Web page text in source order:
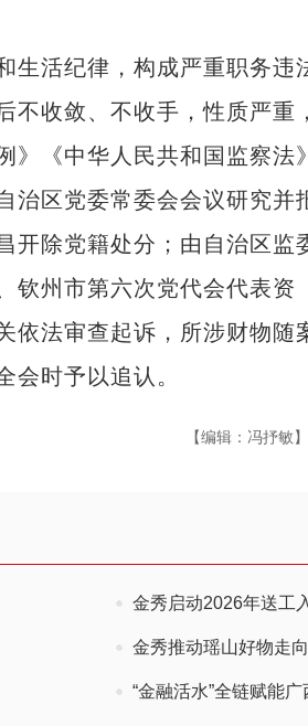
活纪律，构成严重职务违
不收敛、不收手，性质严重，
《中华人民共和国监察法》
治区党委常委会会议研究并
开除党籍处分；由自治区监
钦州市第六次党代会代表资
依法审查起诉，所涉财物随
会时予以追认。
【编辑：冯抒敏】
金秀启动2026年送工
金秀推动瑶山好物走
“金融活水”全链赋能